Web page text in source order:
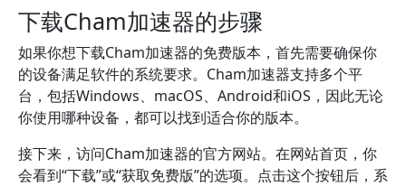
下载Cham加速器的步骤
如果你想下载Cham加速器的免费版本，首先需要确保你
的设备满足软件的系统要求。Cham加速器支持多个平
台，包括Windows、macOS、Android和iOS，因此无论
你使用哪种设备，都可以找到适合你的版本。
接下来，访问Cham加速器的官方网站。在网站首页，你
会看到“下载”或“获取免费版”的选项。点击这个按钮后，系